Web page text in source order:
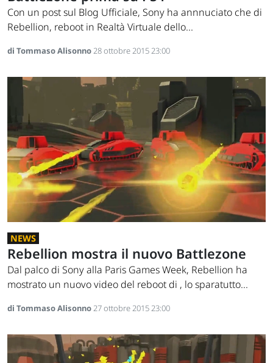
Con un post sul Blog Ufficiale, Sony ha annnuciato che di
Rebellion, reboot in Realtà Virtuale dello...
di Tommaso Alisonno28 ottobre 2015 23:00
NEWS
Rebellion mostra il nuovo Battlezone
Dal palco di Sony alla Paris Games Week, Rebellion ha
mostrato un nuovo video del reboot di , lo sparatutto...
di Tommaso Alisonno27 ottobre 2015 23:00